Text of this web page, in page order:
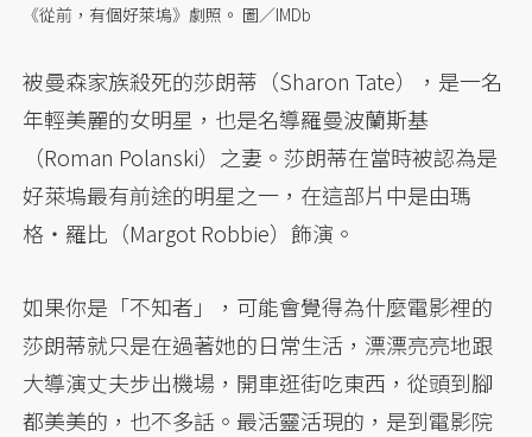
《從前，有個好萊塢》劇照。 圖／IMDb
被曼森家族殺死的莎朗蒂（Sharon Tate），是一名
年輕美麗的女明星，也是名導羅曼波蘭斯基
（Roman Polanski）之妻。莎朗蒂在當時被認為是
好萊塢最有前途的明星之一，在這部片中是由瑪
格・羅比（Margot Robbie）飾演。
如果你是「不知者」，可能會覺得為什麼電影裡的
莎朗蒂就只是在過著她的日常生活，漂漂亮亮地跟
大導演丈夫步出機場，開車逛街吃東西，從頭到腳
都美美的，也不多話。最活靈活現的，是到電影院